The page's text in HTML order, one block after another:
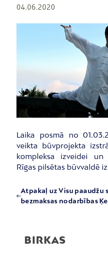
04.06.2020
Laika posmā no
veikta būvprojekta
kompleksa izveidei
Rīgas pilsētas būvvaldē
Atpakaļ uz Visu paaudžu
bezmaksas nodarbības
BIRKAS